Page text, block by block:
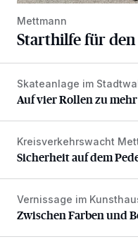
Mettmann
Starthilfe für
Auf vier Rollen zu mehr
Skateanlage im
Auf vier Rollen zu
Sicherheit auf dem
Kreisverkehrswacht
Sicherheit auf dem
Zwischen Farben und
Vernissage im
Zwischen Farben und